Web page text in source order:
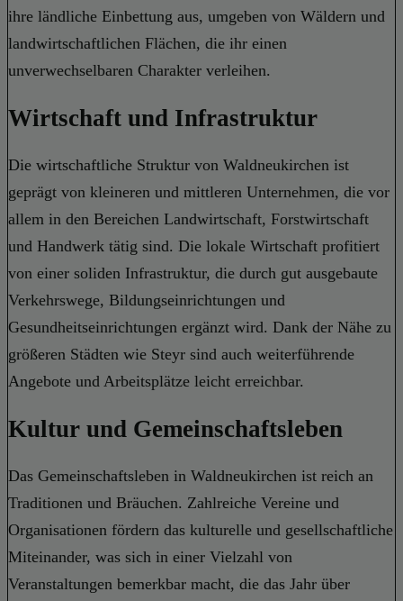
ihre ländliche Einbettung aus, umgeben von Wäldern und
landwirtschaftlichen Flächen, die ihr einen
unverwechselbaren Charakter verleihen.
Wirtschaft und Infrastruktur
Die wirtschaftliche Struktur von Waldneukirchen ist
geprägt von kleineren und mittleren Unternehmen, die vor
allem in den Bereichen Landwirtschaft, Forstwirtschaft
und Handwerk tätig sind. Die lokale Wirtschaft profitiert
von einer soliden Infrastruktur, die durch gut ausgebaute
Verkehrswege, Bildungseinrichtungen und
Gesundheitseinrichtungen ergänzt wird. Dank der Nähe zu
größeren Städten wie Steyr sind auch weiterführende
Angebote und Arbeitsplätze leicht erreichbar.
Kultur und Gemeinschaftsleben
Das Gemeinschaftsleben in Waldneukirchen ist reich an
Traditionen und Bräuchen. Zahlreiche Vereine und
Organisationen fördern das kulturelle und gesellschaftliche
Miteinander, was sich in einer Vielzahl von
Veranstaltungen bemerkbar macht, die das Jahr über